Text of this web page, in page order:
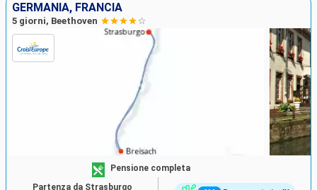
GERMANIA, FRANCIA
5 giorni, Beethoven
Pensione completa
Partenza da Strasburgo